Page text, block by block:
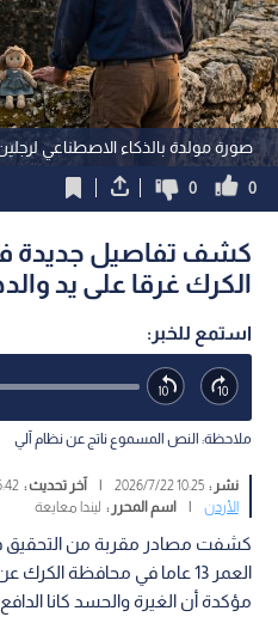
صورة مولدة بالذكاء الاصطناعي لرجلين
0
0
كشف تفاصيل جديدة
الكرك غرقا على يد
استمع للخبر:
ملاحظة: النص المسموع ناتج عن نظام آلي
نشر :10:25 2026/7/22
| آخر تحديث :7/22
الأردن
| اسم المحرر : ليندا معايعة
كشفت مصادر مقربة من
العمر 13 عاما في محافظة
مؤكدة أن الغيرة والحسد كانا الدافع